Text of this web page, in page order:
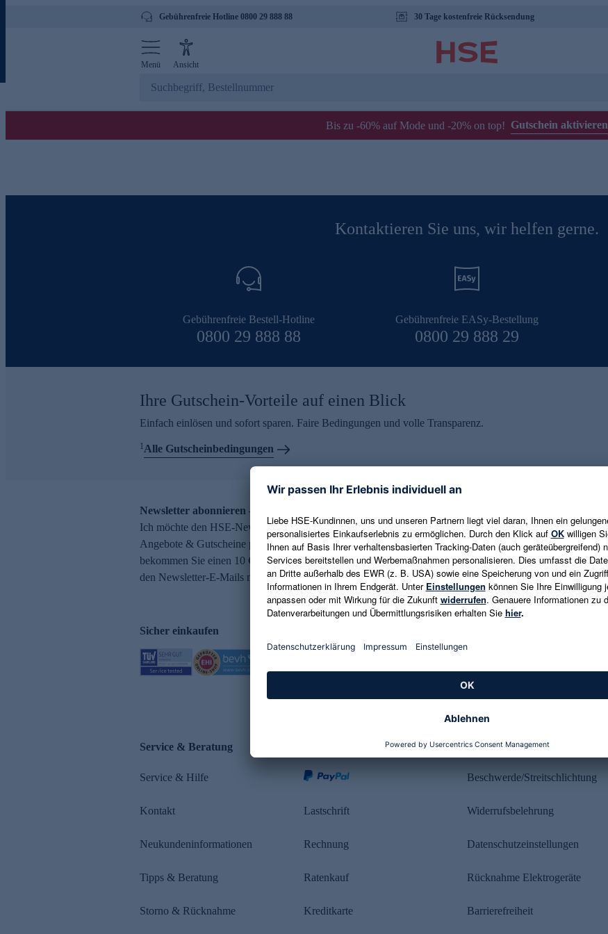
Gebührenfreie Hotline 0800 29 888 88 30 Tage kostenfreie Rücksendung
Menü Ansicht
Bis zu -60% auf Mode und -20% on top! Gutschein aktivieren
Kontaktieren Sie uns, wir helfen gerne.
Gebührenfreie Bestell-Hotline
0800 29 888 88
Gebührenfreie EASy-Bestellung
0800 29 888 29
Ihre Gutschein-Vorteile auf einen Blick
Einfach einlösen und sofort sparen. Faire Bedingungen und volle Transparenz.
1Alle Gutscheinbedingungen
Newsletter abonnieren – 10 € Gutschein erhalten
Ich möchte den HSE-Newsletter abonnieren und aktuelle Trends,
Angebote & Gutscheine per E-Mail erhalten. Als Dankeschön
bekommen Sie einen 10 € Gutschein. Eine Abmeldung ist jederzeit in
den Newsletter-E-Mails möglich.
E-Mail-Adresse eingeben
Es gelten die Datenschutzrichtlinien
Sicher einkaufen
Service & Beratung
Service & Hilfe
Kontakt
Neukundeninformationen
Tipps & Beratung
Storno & Rücknahme
Lastschrift
Rechnung
Ratenkauf
Kreditkarte
Rechtliches
Beschwerde/Streitschlichtung
Widerrufsbelehrung
Datenschutzeinstellungen
Rücknahme Elektrogeräte
Barrierefreiheit